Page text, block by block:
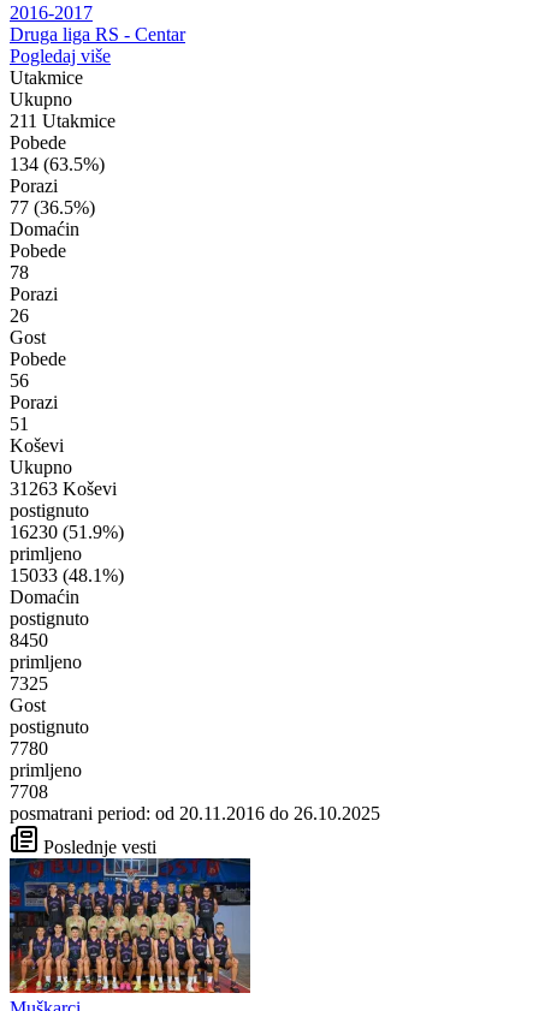
2016-2017
Druga liga RS - Centar
Pogledaj više
Utakmice
Ukupno
211 Utakmice
Pobede
134 (63.5%)
Porazi
77 (36.5%)
Domaćin
Pobede
78
Porazi
26
Gost
Pobede
56
Porazi
51
Koševi
Ukupno
31263 Koševi
postignuto
16230 (51.9%)
primljeno
15033 (48.1%)
Domaćin
postignuto
8450
primljeno
7325
Gost
postignuto
7780
primljeno
7708
posmatrani period: od 20.11.2016 do 26.10.2025
Poslednje vesti